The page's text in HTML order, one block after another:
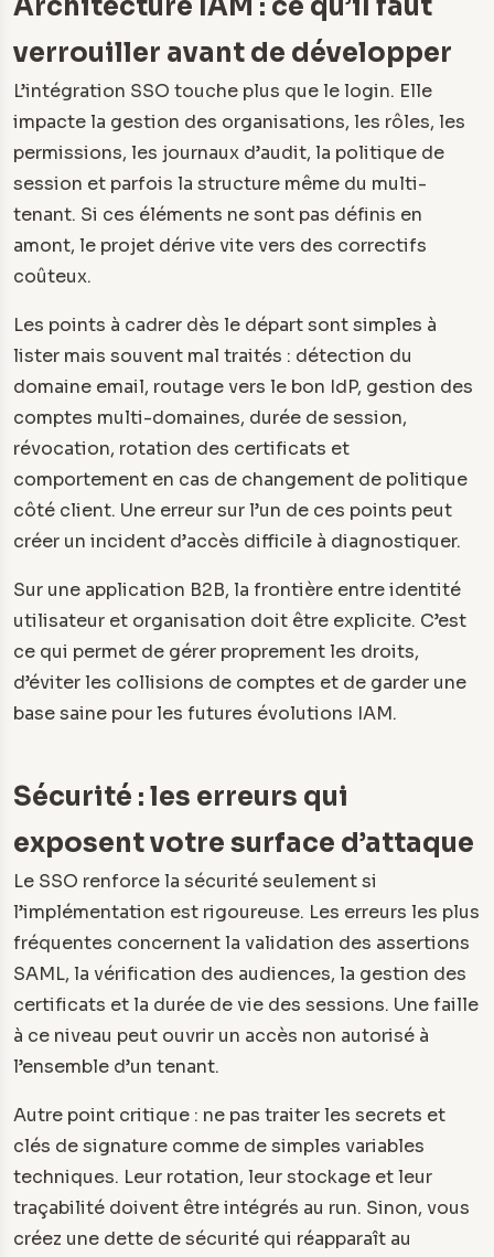
Architecture IAM : ce qu’il faut
verrouiller avant de développer
L’intégration SSO touche plus que le login. Elle
impacte la gestion des organisations, les rôles, les
permissions, les journaux d’audit, la politique de
session et parfois la structure même du multi-
tenant. Si ces éléments ne sont pas définis en
amont, le projet dérive vite vers des correctifs
coûteux.
Les points à cadrer dès le départ sont simples à
lister mais souvent mal traités : détection du
domaine email, routage vers le bon IdP, gestion des
comptes multi-domaines, durée de session,
révocation, rotation des certificats et
comportement en cas de changement de politique
côté client. Une erreur sur l’un de ces points peut
créer un incident d’accès difficile à diagnostiquer.
Sur une application B2B, la frontière entre identité
utilisateur et organisation doit être explicite. C’est
ce qui permet de gérer proprement les droits,
d’éviter les collisions de comptes et de garder une
base saine pour les futures évolutions IAM.
Sécurité : les erreurs qui
exposent votre surface d’attaque
Le SSO renforce la sécurité seulement si
l’implémentation est rigoureuse. Les erreurs les plus
fréquentes concernent la validation des assertions
SAML, la vérification des audiences, la gestion des
certificats et la durée de vie des sessions. Une faille
à ce niveau peut ouvrir un accès non autorisé à
l’ensemble d’un tenant.
Autre point critique : ne pas traiter les secrets et
clés de signature comme de simples variables
techniques. Leur rotation, leur stockage et leur
traçabilité doivent être intégrés au run. Sinon, vous
créez une dette de sécurité qui réapparaît au